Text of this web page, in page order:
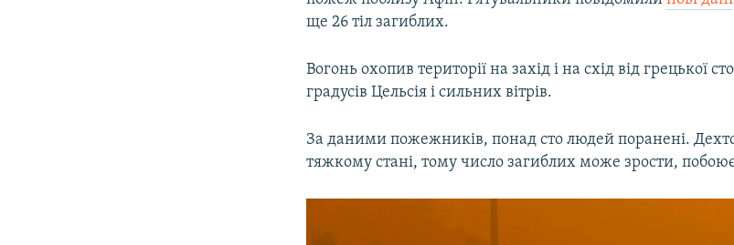
ще 26 тіл загиблих.
Вогонь охопив території на захід і на схід від грецької
градусів Цельсія і сильних вітрів.
За даними пожежників, понад сто людей поранені.
тяжкому стані, тому число загиблих може зрости,